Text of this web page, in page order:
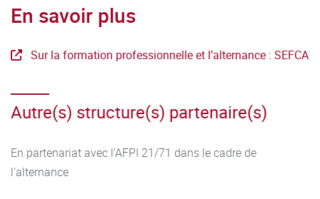
En savoir plus
Sur la formation professionnelle et l’alternance : SEFCA
Autre(s) structure(s) partenaire(s)
En partenariat avec l'AFPI 21/71 dans le cadre de
l'alternance